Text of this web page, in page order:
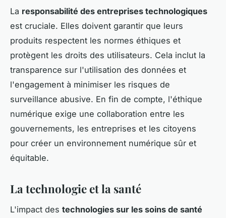
La responsabilité des entreprises technologiques
est cruciale. Elles doivent garantir que leurs
produits respectent les normes éthiques et
protègent les droits des utilisateurs. Cela inclut la
transparence sur l'utilisation des données et
l'engagement à minimiser les risques de
surveillance abusive. En fin de compte, l'éthique
numérique exige une collaboration entre les
gouvernements, les entreprises et les citoyens
pour créer un environnement numérique sûr et
équitable.
La technologie et la santé
L'impact des technologies sur les soins de santé